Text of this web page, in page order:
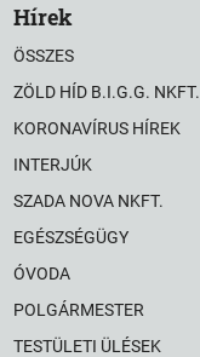
Hírek
ÖSSZES
ZÖLD HÍD B.I.G.G. NKFT.
KORONAVÍRUS HÍREK
INTERJÚK
SZADA NOVA NKFT.
EGÉSZSÉGÜGY
ÓVODA
POLGÁRMESTER
TESTÜLETI ÜLÉSEK